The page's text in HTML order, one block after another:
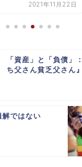
2021年11月22日
「資産」と「負債」
ち父さん貧乏父さん
ではない